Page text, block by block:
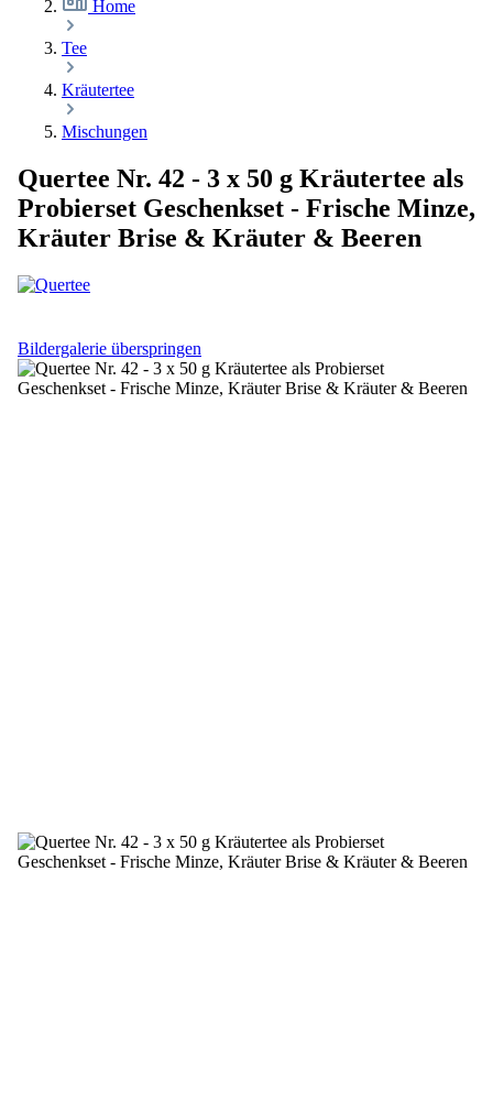
Home
Tee
Kräutertee
Mischungen
Quertee Nr. 42 - 3 x 50 g Kräutertee als
Probierset Geschenkset - Frische Minze,
Kräuter Brise & Kräuter & Beeren
Bildergalerie überspringen